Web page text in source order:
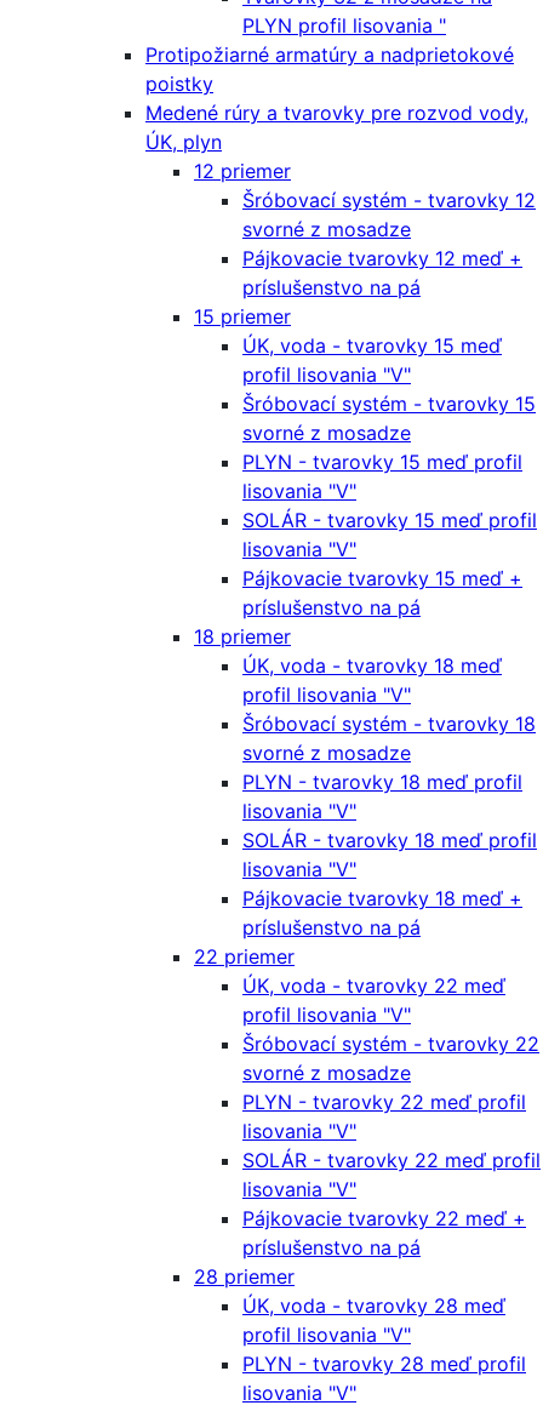
PLYN profil lisovania "
Protipožiarné armatúry a nadprietokové
poistky
Medené rúry a tvarovky pre rozvod vody,
ÚK, plyn
12 priemer
Šróbovací systém - tvarovky 12
svorné z mosadze
Pájkovacie tvarovky 12 meď +
príslušenstvo na pá
15 priemer
ÚK, voda - tvarovky 15 meď
profil lisovania "V"
Šróbovací systém - tvarovky 15
svorné z mosadze
PLYN - tvarovky 15 meď profil
lisovania "V"
SOLÁR - tvarovky 15 meď profil
lisovania "V"
Pájkovacie tvarovky 15 meď +
príslušenstvo na pá
18 priemer
ÚK, voda - tvarovky 18 meď
profil lisovania "V"
Šróbovací systém - tvarovky 18
svorné z mosadze
PLYN - tvarovky 18 meď profil
lisovania "V"
SOLÁR - tvarovky 18 meď profil
lisovania "V"
Pájkovacie tvarovky 18 meď +
príslušenstvo na pá
22 priemer
ÚK, voda - tvarovky 22 meď
profil lisovania "V"
Šróbovací systém - tvarovky 22
svorné z mosadze
PLYN - tvarovky 22 meď profil
lisovania "V"
SOLÁR - tvarovky 22 meď profil
lisovania "V"
Pájkovacie tvarovky 22 meď +
príslušenstvo na pá
28 priemer
ÚK, voda - tvarovky 28 meď
profil lisovania "V"
PLYN - tvarovky 28 meď profil
lisovania "V"